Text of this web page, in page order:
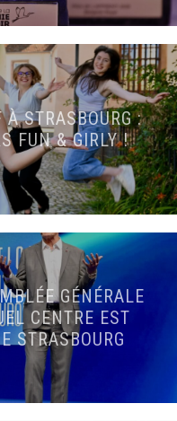
STRASBOURG :
FUN & GIRLY !
GÉNÉRALE
CENTRE EST
STRASBOURG